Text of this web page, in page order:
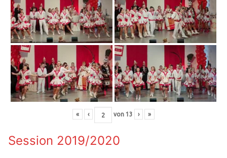
« ‹ von 13 › »
Session 2019/2020